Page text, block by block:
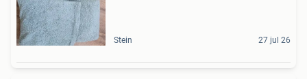
Stein 27 jul 26